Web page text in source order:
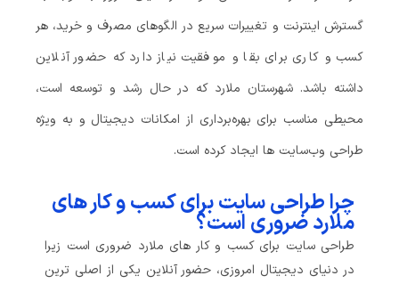
گسترش اینترنت و تغییرات سریع در الگوهای مصرف و خرید، هر
کسب‌ و کاری برای بقا و موفقیت نیاز دارد که حضور آنلاین
داشته باشد. شهرستان ملارد که در حال رشد و توسعه است،
محیطی مناسب برای بهره‌برداری از امکانات دیجیتال و به‌ ویژه
طراحی وب‌سایت‌ ها ایجاد کرده است.
چرا طراحی سایت برای کسب‌ و کار های
ملارد ضروری است؟
طراحی سایت برای کسب‌ و کار های ملارد ضروری است زیرا
در دنیای دیجیتال امروزی، حضور آنلاین یکی از اصلی‌ ترین